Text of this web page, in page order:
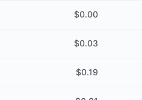
$0.00
$0.03
$0.19